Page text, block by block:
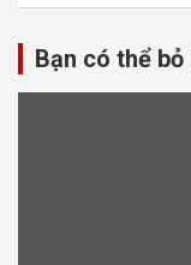
Bạn có thể bỏ